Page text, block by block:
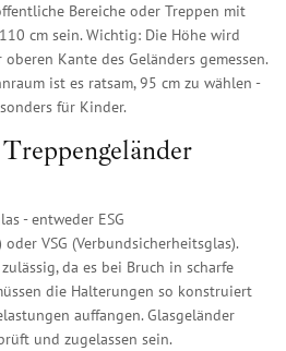
Bereiche oder Treppen mit
cm sein. Wichtig: Die Höhe wird
Kante des Geländers gemessen.
ist es ratsam, 95 cm zu wählen -
für Kinder.
- entweder ESG
VSG (Verbundsicherheitsglas).
da es bei Bruch in scharfe
die Halterungen so konstruiert
auffangen. Glasgeländer
und zugelassen sein.